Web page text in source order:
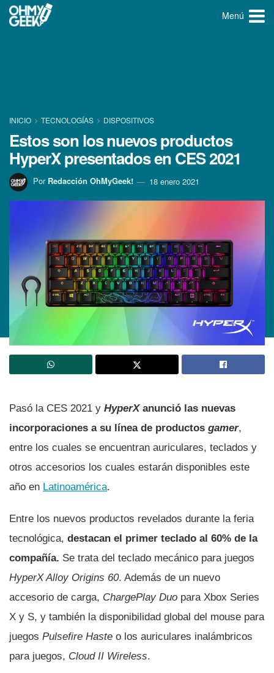
Menú
INICIO TECNOLOGÍ­AS DISPOSITIVOS
Estos son los nuevos productos
HyperX presentados en CES 2021
Por Redacción OhMyGeek! 18 enero 2021
Pasó la CES 2021 y HyperXanunció las nuevas
incorporaciones a su lí­nea de productos gamer,
entre los cuales se encuentran auriculares, teclados y
otros accesorios los cuales estarán disponibles este
año en Latinoamérica.
Entre los nuevos productos revelados durante la feria
tecnológica, destacan el primer teclado al 60% de la
compañí­a. Se trata del teclado mecánico para juegos
HyperX Alloy Origins 60. Además de un nuevo
accesorio de carga, ChargePlay Duo para Xbox Series
X y S, y también la disponibilidad global del mouse para
juegos Pulsefire Haste o los auriculares inalámbricos
para juegos, Cloud II Wireless.